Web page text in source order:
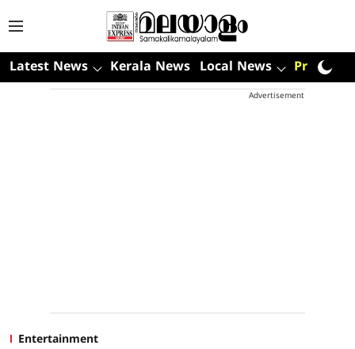
Latest News Kerala News Local News Premium
Advertisement
Entertainment